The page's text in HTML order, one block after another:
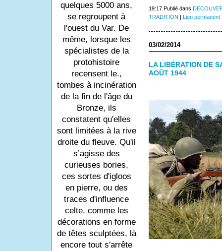
quelques 5000 ans,
se regroupent à
l'ouest du Var. De
même, lorsque les
spécialistes de la
protohistoire
recensent le.,
tombes à incinération
de la fin de l'âge du
Bronze, ils
constatent qu'elles
sont limitées à la rive
droite du fleuve. Qu'il
s’agisse des
curieuses bories,
ces sortes d'igloos
en pierre, ou des
traces d'influence
celte, comme les
décorations en forme
de têtes sculptées, là
encore tout s'arrête
19:17 Publié dans
TRADITION | Lien permanent
03/02/2014
LA LIBÉRATION DE
AOÛT 1944